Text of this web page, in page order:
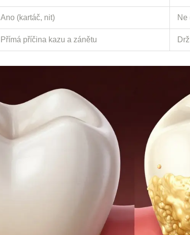
Ano (kartáč, nit) Ne
Přímá příčina kazu a zánětu